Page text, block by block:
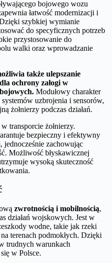
bojowego wozu
łatwość modernizacji i
szybkiej wymianie
do specyficznych potrzeb
przystosowanie do
walki oraz wprowadzanie
także ulepszanie
ochrony załogi w
Modułowy charakter
uzbrojenia i sensorów,
żołnierzy podczas działań.
transporcie żołnierzy.
bezpieczny i efektywny
jednocześnie zachowując
Możliwość błyskawicznej
wysoką skuteczność
zwrotnością i mobilnością,
działań wojskowych. Jest w
wodne, takie jak rzeki
terenach podmokłych. Dzięki
trudnych warunkach
w Polsce.